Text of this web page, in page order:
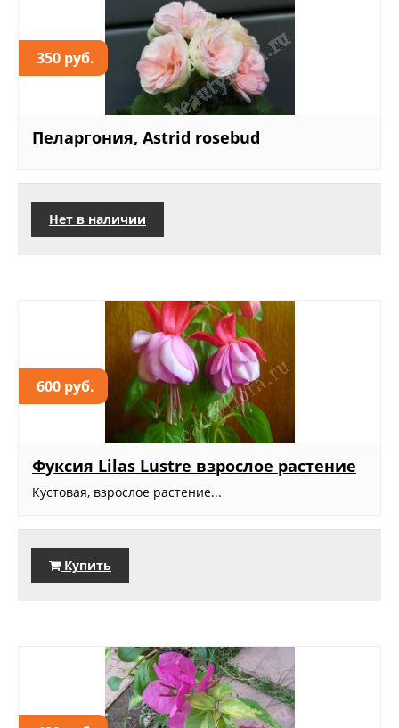
350 руб.
Пеларгония, Astrid rosebud
Нет в наличии
600 руб.
Фуксия Lilas Lustre взрослое растение
Кустовая, взрослое растение...
Купить